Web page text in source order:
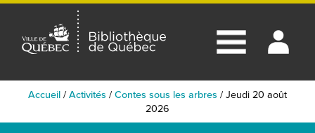
Accueil/Activités /Contes sous les arbres /Jeudi 20 août
2026